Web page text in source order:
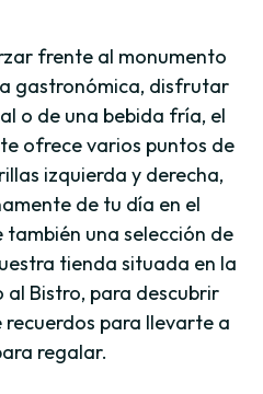
frente al monumento
gastronómica, disfrutar
o de una bebida fría, el
ofrece varios puntos de
izquierda y derecha,
de tu día en el
una selección de
tienda situada en la
Bistro, para descubrir
para llevarte a
regalar.